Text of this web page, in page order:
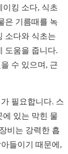
이킹 소다, 식초
은 기름때를 녹
소다와 식초는
도움을 줍니다.
수 있으며, 근
필요합니다. 스
에 있는 막힌 물
비는 강력한 흡
들이기 때문에,